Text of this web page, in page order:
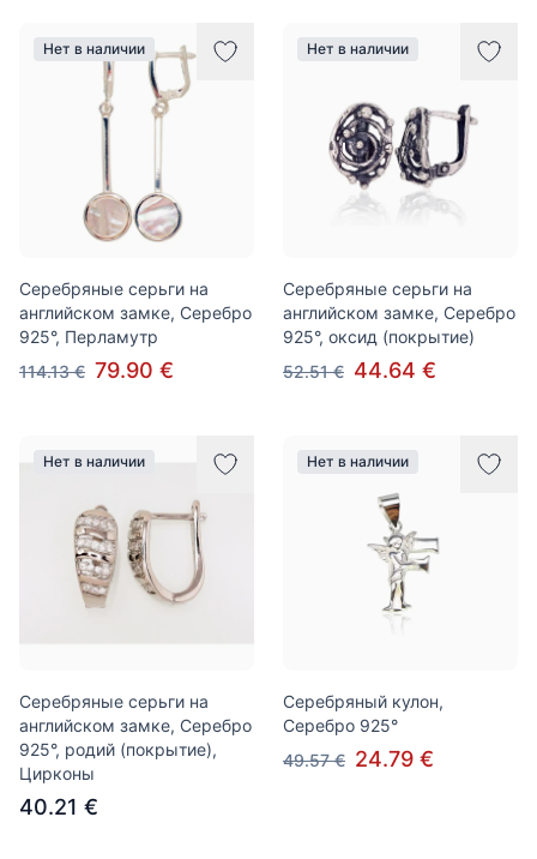
Нет в наличии
Серебряные серьги на
английском замке, Серебро
925°, Перламутр
114.13 € 79.90 €
Нет в наличии
Серебряные серьги на
английском замке, Серебро
925°, оксид (покрытие)
52.51 € 44.64 €
Нет в наличии
Серебряные серьги на
английском замке, Серебро
925°, родий (покрытие),
Цирконы
40.21 €
Нет в наличии
Серебряный кулон,
Серебро 925°
49.57 € 24.79 €